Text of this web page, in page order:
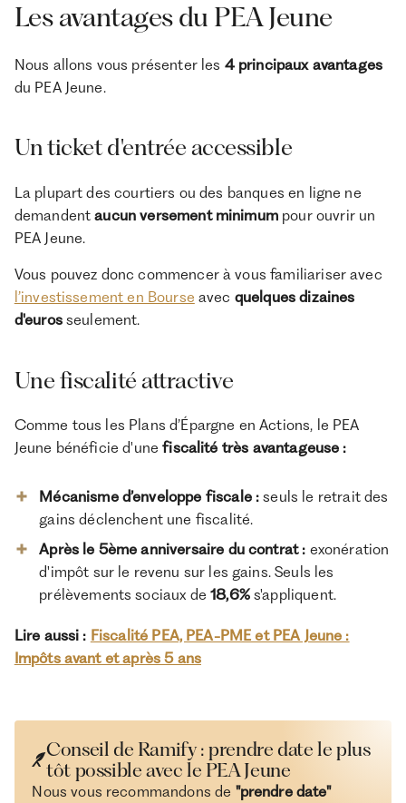
Les avantages du PEA Jeune
Nous allons vous présenter les 4 principaux avantages
du PEA Jeune.
Un ticket d'entrée accessible
La plupart des courtiers ou des banques en ligne ne
demandentaucun versement minimumpour ouvrir un
PEA Jeune.
Vous pouvez donc commencer à vous familiariser avec
l’investissement en Bourse avec quelques dizaines
d'eurosseulement.
Une fiscalité attractive
Comme tous les Plans d’Épargne en Actions, le PEA
Jeune bénéficie d'unefiscalité très avantageuse :
Mécanisme d’enveloppe fiscale :seuls le retrait des
gains déclenchent une fiscalité.
Après le 5ème anniversaire du contrat : exonération
d'impôt sur le revenu sur les gains. Seuls les
prélèvements sociaux de18,6%s'appliquent.
Lire aussi : Fiscalité PEA, PEA-PME et PEA Jeune :
Impôts avant et après 5 ans
Conseil de Ramify : prendre date le plus
tôt possible avec le PEA Jeune
Nous vous recommandons de "prendre date"